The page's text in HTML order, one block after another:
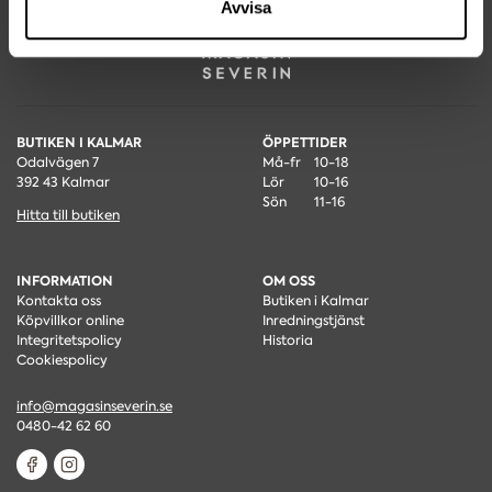
Avvisa
BUTIKEN I KALMAR
Odalvägen 7
392 43 Kalmar
Hitta till butiken
ÖPPETTIDER
Må-fr
10-18
Lör
10-16
Sön
11-16
INFORMATION
Kontakta oss
Köpvillkor online
Integritetspolicy
Cookiespolicy
OM OSS
Butiken i Kalmar
Inredningstjänst
Historia
info@magasinseverin.se
0480-42 62 60